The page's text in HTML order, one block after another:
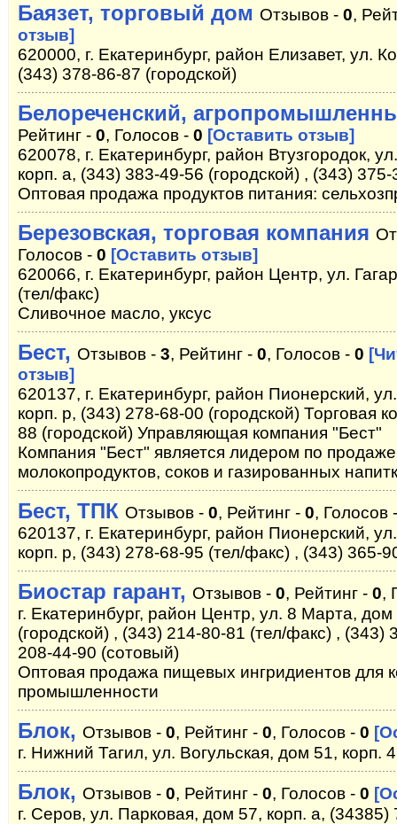
Баязет, торговый дом Отзывов - 0,
отзыв]
620000, г. Екатеринбург, район Елизавет, ул.
(343) 378-86-87 (городской)
Белореченский,
Рейтинг - 0, Голосов - 0 [Оставить отзыв]
620078, г. Екатеринбург, район Втузгородок,
корп. а, (343) 383-49-56 (городской) , (343)
Оптовая продажа продуктов питания:
Березовская, торговая компания
Голосов - 0 [Оставить отзыв]
620066, г. Екатеринбург, район Центр, ул.
(тел/факс)
Сливочное масло, уксус
Бест, Отзывов - 3, Рейтинг - 0, Голосов - 0
отзыв]
620137, г. Екатеринбург, район Пионерский,
корп. р, (343) 278-68-00 (городской) Торговая
88 (городской) Управляющая компания "Бест"
Компания "Бест" является лидером по
молокопродуктов, соков и газированных
Бест, ТПК Отзывов - 0, Рейтинг - 0, Голосов
620137, г. Екатеринбург, район Пионерский,
корп. р, (343) 278-68-95 (тел/факс) , (343) 365-
Биостар гарант, Отзывов - 0, Рейтинг - 0,
г. Екатеринбург, район Центр, ул. 8 Марта,
(городской) , (343) 214-80-81 (тел/факс) , (343)
208-44-90 (сотовый)
Оптовая продажа пищевых ингридиентов для
промышленности
Блок, Отзывов - 0, Рейтинг - 0, Голосов - 0
г. Нижний Тагил, ул. Вогульская, дом 51, корп.
Блок, Отзывов - 0, Рейтинг - 0, Голосов - 0
г. Серов, ул. Парковая, дом 57, корп. а, (34385)